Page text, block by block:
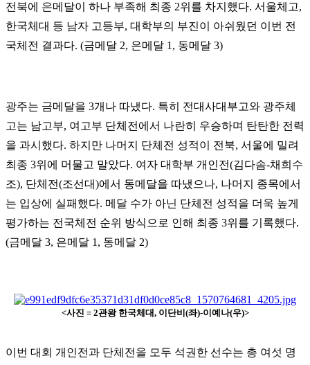
전북에 은메달이 하나 부족해 최종 2위를 차지했다. 서울체고,
한국체대 등 남자 고등부, 대학부의 부진이 아쉬웠던 이번 전
국체전 결과다. (금메달 2, 은메달 1, 동메달 3)
광주는 금메달을 3개나 따냈다. 특히 전대사대부고와 광주체
고는 남고부, 여고부 단체전에서 나란히 우승하며 탄탄한 전력
을 과시했다. 하지만 나머지 단체전 성적이 전북, 서울에 밀려
최종 3위에 머물고 말았다. 여자 대학부 개인전(김다솜-채희수
조), 단체전(조선대)에서 동메달을 따냈으나, 나머지 종목에서
는 입상에 실패했다. 메달 수가 아닌 단체전 성적을 더욱 높게
평가하는 전국체전 순위 방식으로 인해 최종 3위를 기록했다.
(금메달 3, 은메달 1, 동메달 2)
<사진 = 2관왕 한국체대, 이단비(좌)-이예나(우)>
이번 대회 개인전과 단체전을 모두 석권한 선수는 총 여섯 명